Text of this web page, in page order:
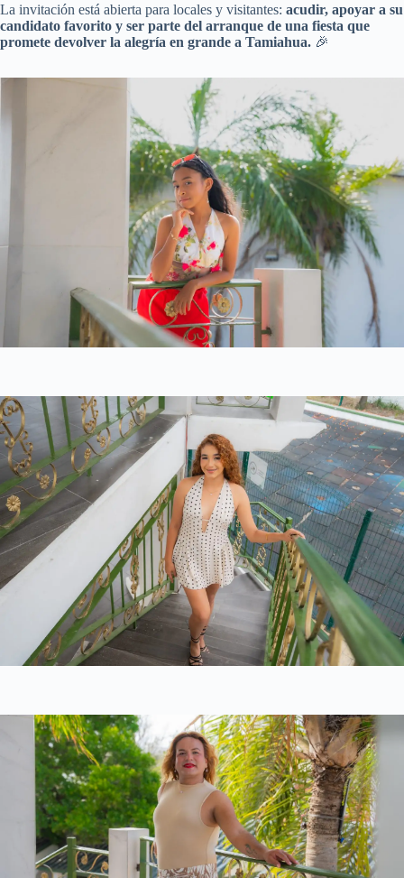
La invitación está abierta para locales y visitantes: acudir, apoyar a su
candidato favorito y ser parte del arranque de una fiesta que
promete devolver la alegría en grande a Tamiahua. 🎉